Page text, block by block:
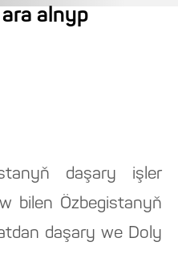
alnyp
daşary işler
bilen Özbegistanyň
daşary we Doly